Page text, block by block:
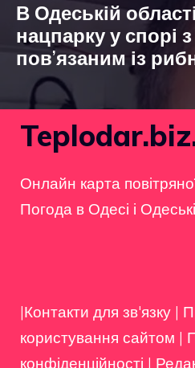
В Одеській
нацпарку у спорі
пов’язаним із
Онлайн карта
Погода в Одесі і
|Контакти для зв'язку |
користування сайтом |
конфіденційності |